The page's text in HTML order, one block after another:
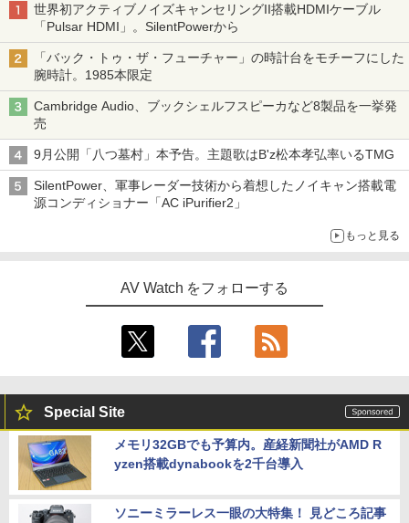
世界初アクティブノイズキャンセリングII搭載HDMIケーブル
「Pulsar HDMI」。SilentPowerから
「バック・トゥ・ザ・フューチャー」の時計台をモチーフにした
腕時計。1985本限定
Cambridge Audio、ブックシェルフスピーカなど8製品を一挙発
売
9月公開「八つ墓村」本予告。主題歌はB'z松本孝弘率いるTMG
SilentPower、軍事レーダー技術から着想したノイキャン搭載電
源コンディショナー「AC iPurifier2」
もっと見る
AV Watch をフォローする
Special Site
メモリ32GBでも予算内。産経新聞社がAMD R
yzen搭載dynabookを2千台導入
ソニーミラーレス一眼の大特集！ 見どころ記事